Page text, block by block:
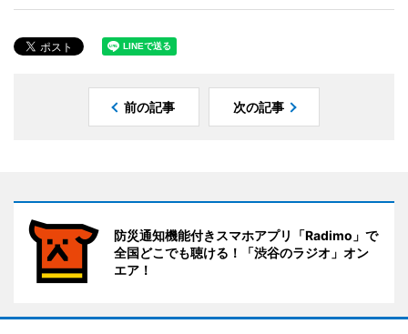
前の記事 次の記事
防災通知機能付きスマホアプリ「Radimo」で
全国どこでも聴ける！「渋谷のラジオ」オン
エア！